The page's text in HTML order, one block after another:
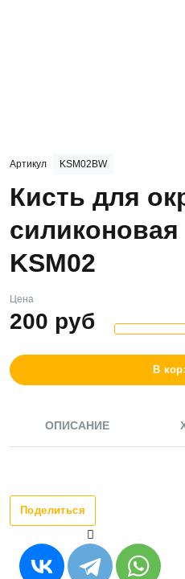
Артикул KSM02BW
Кисть для
KSM02
Цена
200 руб
В
ОПИСАНИЕ
Поделиться